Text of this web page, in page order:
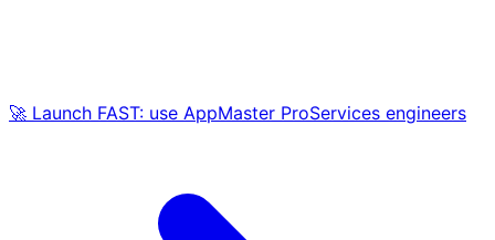
🚀 Launch FAST: use AppMaster ProServices engineers